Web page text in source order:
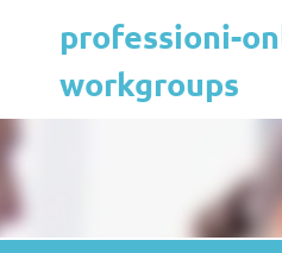
professioni-
workgroups